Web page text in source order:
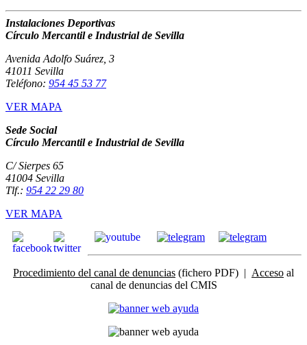
Instalaciones Deportivas
Círculo Mercantil e Industrial de Sevilla
Avenida Adolfo Suárez, 3
41011 Sevilla
Teléfono: 954 45 53 77
VER MAPA
Sede Social
Círculo Mercantil e Industrial de Sevilla
C/ Sierpes 65
41004 Sevilla
Tlf.: 954 22 29 80
VER MAPA
Procedimiento del canal de denuncias (fichero PDF) | Acceso al
canal de denuncias del CMIS